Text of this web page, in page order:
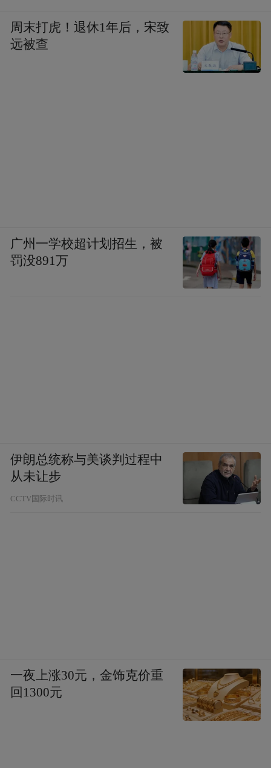
周末打虎！退休1年后，宋致
远被查
广州一学校超计划招生，被
罚没891万
伊朗总统称与美谈判过程中
从未让步
CCTV国际时讯
一夜上涨30元，金饰克价重
回1300元